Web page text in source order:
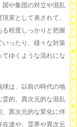
や集団の対立や混乱
実として表されて、
程度しっかりと把握
いったり、様々な対策
ゆくような流れにな
は、以前の時代の地
的、異次元的な混乱
、異次元的な変化に伴
在達や、霊界や異次元